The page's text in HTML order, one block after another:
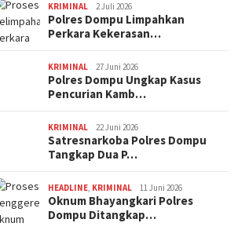
KRIMINAL 2 Juli 2026
Polres Dompu Limpahkan
Perkara Kekerasan…
KRIMINAL 27 Juni 2026
Polres Dompu Ungkap Kasus
Pencurian Kamb…
KRIMINAL 22 Juni 2026
Satresnarkoba Polres Dompu
Tangkap Dua P…
HEADLINE, KRIMINAL 11 Juni 2026
Oknum Bhayangkari Polres
Dompu Ditangkap…